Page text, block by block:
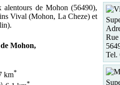
de Mohon (56490),
Vival (Mohon, La Cheze) et
Mohon,
km*
*
Tel.